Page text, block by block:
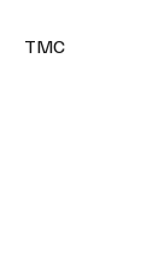
TMC